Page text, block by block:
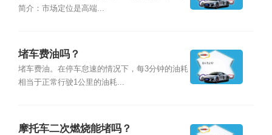
简介：市场定位是高端...
堵车费油吗？
堵车费油。在停车怠速的情况下，每3分钟的油耗
相当于正常行驶1公里的油耗...
摩托车二次燃烧能堵吗？